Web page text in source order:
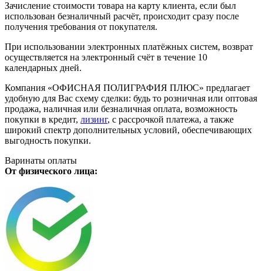
Зачисление стоимости товара на карту клиента, если был
использован безналичный расчёт, происходит сразу после
получения требования от покупателя.
При использовании электронных платёжных систем, возврат
осуществляется на электронный счёт в течение 10
календарных дней.
Компания «ОФИСНАЯ ПОЛИГРАФИЯ ПЛЮС» предлагает
удобную для Вас схему сделки: будь то розничная или оптовая
продажа, наличная или безналичная оплата, возможность
покупки в кредит, лизинг, с рассрочкой платежа, а также
широкий спектр дополнительных условий, обеспечивающих
выгодность покупки.
Варинаты оплаты
От физического лица: